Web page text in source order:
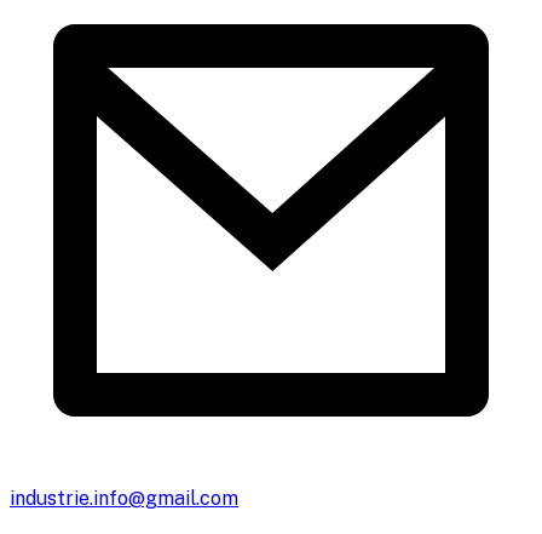
industrie.info@gmail.com